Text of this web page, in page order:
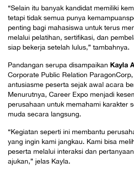
“Selain itu banyak kandidat memiliki
tetapi tidak semua punya
penting bagi mahasiswa untuk terus
melalui pelatihan, sertifikasi, dan
siap bekerja setelah lulus,” tambahnya.
Pandangan serupa disampaikan Kayla
Corporate Public Relation
antusiasme peserta sejak awal acara
Menurutnya, Career Expo menjadi
perusahaan untuk memahami karakter
muda secara langsung.
“Kegiatan seperti ini membantu
yang ingin kami jangkau. Kami bisa
peserta melalui interaksi dan
ajukan,” jelas Kayla.